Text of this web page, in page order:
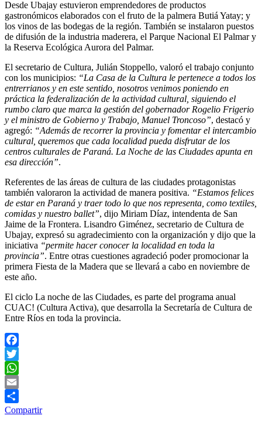
Desde Ubajay estuvieron emprendedores de productos
gastronómicos elaborados con el fruto de la palmera Butiá Yatay; y
los vinos de las bodegas de la región. También se instalaron puestos
de difusión de la industria maderera, el Parque Nacional El Palmar y
la Reserva Ecológica Aurora del Palmar.
El secretario de Cultura, Julián Stoppello, valoró el trabajo conjunto
con los municipios: “La Casa de la Cultura le pertenece a todos los
entrerrianos y en este sentido, nosotros venimos poniendo en
práctica la federalización de la actividad cultural, siguiendo el
rumbo claro que marca la gestión del gobernador Rogelio Frigerio
y el ministro de Gobierno y Trabajo, Manuel Troncoso”, destacó y
agregó: “Además de recorrer la provincia y fomentar el intercambio
cultural, queremos que cada localidad pueda disfrutar de los
centros culturales de Paraná. La Noche de las Ciudades apunta en
esa dirección”.
Referentes de las áreas de cultura de las ciudades protagonistas
también valoraron la actividad de manera positiva. “Estamos felices
de estar en Paraná y traer todo lo que nos representa, como textiles,
comidas y nuestro ballet”, dijo Miriam Díaz, intendenta de San
Jaime de la Frontera. Lisandro Giménez, secretario de Cultura de
Ubajay, expresó su agradecimiento con la organización y dijo que la
iniciativa “permite hacer conocer la localidad en toda la
provincia”. Entre otras cuestiones agradeció poder promocionar la
primera Fiesta de la Madera que se llevará a cabo en noviembre de
este año.
El ciclo La noche de las Ciudades, es parte del programa anual
CUAC! (Cultura Activa), que desarrolla la Secretaría de Cultura de
Entre Ríos en toda la provincia.
Facebook
Twitter
WhatsApp
Email
Compartir